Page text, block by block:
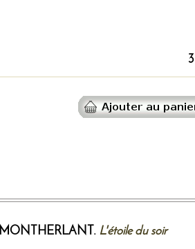
MONTHERLANT. L'étoile du soir